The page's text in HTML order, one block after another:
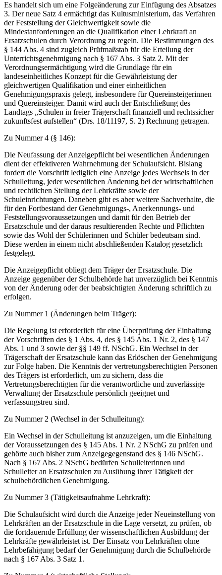
Es handelt sich um eine Folgeänderung zur Einfügung des Absatzes
3. Der neue Satz 4 ermächtigt das Kultusministerium, das Verfahren
der Feststellung der Gleichwertigkeit sowie die
Mindestanforderungen an die Qualifikation einer Lehrkraft an
Ersatzschulen durch Verordnung zu regeln. Die Bestimmungen des
§ 144 Abs. 4 sind zugleich Prüfmaßstab für die Erteilung der
Unterrichtsgenehmigung nach § 167 Abs. 3 Satz 2. Mit der
Verordnungsermächtigung wird die Grundlage für ein
landeseinheitliches Konzept für die Gewährleistung der
gleichwertigen Qualifikation und einer einheitlichen
Genehmigungspraxis gelegt, insbesondere für Quereinsteigerinnen
und Quereinsteiger. Damit wird auch der Entschließung des
Landtags „Schulen in freier Trägerschaft finanziell und rechtssicher
zukunftsfest aufstellen“ (Drs. 18/11197, S. 2) Rechnung getragen.
Zu Nummer 4 (§ 146):
Die Neufassung der Anzeigepflicht bei wesentlichen Änderungen
dient der effektiveren Wahrnehmung der Schulaufsicht. Bislang
fordert die Vorschrift lediglich eine Anzeige jedes Wechsels in der
Schulleitung, jeder wesentlichen Änderung bei der wirtschaftlichen
und rechtlichen Stellung der Lehrkräfte sowie der
Schuleinrichtungen. Daneben gibt es aber weitere Sachverhalte, die
für den Fortbestand der Genehmigungs-, Anerkennungs- und
Feststellungsvoraussetzungen und damit für den Betrieb der
Ersatzschule und der daraus resultierenden Rechte und Pflichten
sowie das Wohl der Schülerinnen und Schüler bedeutsam sind.
Diese werden in einem nicht abschließenden Katalog gesetzlich
festgelegt.
Die Anzeigepflicht obliegt dem Träger der Ersatzschule. Die
Anzeige gegenüber der Schulbehörde hat unverzüglich bei Kenntnis
von der Änderung oder der beabsichtigten Änderung schriftlich zu
erfolgen.
Zu Nummer 1 (Änderungen beim Träger):
Die Regelung ist erforderlich für eine Überprüfung der Einhaltung
der Vorschriften des § 1 Abs. 4, des § 145 Abs. 1 Nr. 2, des § 147
Abs. 1 und 3 sowie der §§ 149 ff. NSchG. Ein Wechsel in der
Trägerschaft der Ersatzschule kann das Erlöschen der Genehmigung
zur Folge haben. Die Kenntnis der vertretungsberechtigten Personen
des Trägers ist erforderlich, um zu sichern, dass die
Vertretungsberechtigten für die verantwortliche und zuverlässige
Verwaltung der Ersatzschule persönlich geeignet und
verfassungstreu sind.
Zu Nummer 2 (Wechsel in der Schulleitung):
Ein Wechsel in der Schulleitung ist anzuzeigen, um die Einhaltung
der Voraussetzungen des § 145 Abs. 1 Nr. 2 NSchG zu prüfen und
gehörte auch bisher zum Anzeigegegenstand des § 146 NSchG.
Nach § 167 Abs. 2 NSchG bedürfen Schulleiterinnen und
Schulleiter an Ersatzschulen zu Ausübung ihrer Tätigkeit der
schulbehördlichen Genehmigung.
Zu Nummer 3 (Tätigkeitsaufnahme Lehrkraft):
Die Schulaufsicht wird durch die Anzeige jeder Neueinstellung von
Lehrkräften an der Ersatzschule in die Lage versetzt, zu prüfen, ob
die fortdauernde Erfüllung der wissenschaftlichen Ausbildung der
Lehrkräfte gewährleistet ist. Der Einsatz von Lehrkräften ohne
Lehrbefähigung bedarf der Genehmigung durch die Schulbehörde
nach § 167 Abs. 3 Satz 1.